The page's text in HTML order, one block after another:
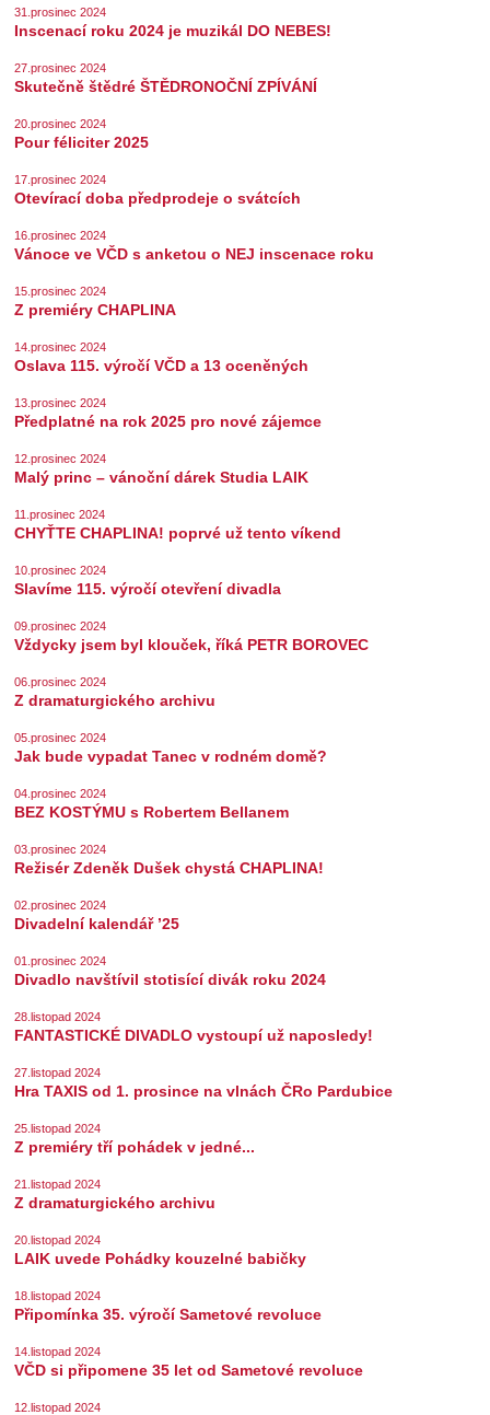
31.prosinec 2024
Inscenací roku 2024 je muzikál DO NEBES!
27.prosinec 2024
Skutečně štědré ŠTĚDRONOČNÍ ZPÍVÁNÍ
20.prosinec 2024
Pour féliciter 2025
17.prosinec 2024
Otevírací doba předprodeje o svátcích
16.prosinec 2024
Vánoce ve VČD s anketou o NEJ inscenace roku
15.prosinec 2024
Z premiéry CHAPLINA
14.prosinec 2024
Oslava 115. výročí VČD a 13 oceněných
13.prosinec 2024
Předplatné na rok 2025 pro nové zájemce
12.prosinec 2024
Malý princ – vánoční dárek Studia LAIK
11.prosinec 2024
CHYŤTE CHAPLINA! poprvé už tento víkend
10.prosinec 2024
Slavíme 115. výročí otevření divadla
09.prosinec 2024
Vždycky jsem byl klouček, říká PETR BOROVEC
06.prosinec 2024
Z dramaturgického archivu
05.prosinec 2024
Jak bude vypadat Tanec v rodném domě?
04.prosinec 2024
BEZ KOSTÝMU s Robertem Bellanem
03.prosinec 2024
Režisér Zdeněk Dušek chystá CHAPLINA!
02.prosinec 2024
Divadelní kalendář ’25
01.prosinec 2024
Divadlo navštívil stotisící divák roku 2024
28.listopad 2024
FANTASTICKÉ DIVADLO vystoupí už naposledy!
27.listopad 2024
Hra TAXIS od 1. prosince na vlnách ČRo Pardubice
25.listopad 2024
Z premiéry tří pohádek v jedné...
21.listopad 2024
Z dramaturgického archivu
20.listopad 2024
LAIK uvede Pohádky kouzelné babičky
18.listopad 2024
Připomínka 35. výročí Sametové revoluce
14.listopad 2024
VČD si připomene 35 let od Sametové revoluce
12.listopad 2024